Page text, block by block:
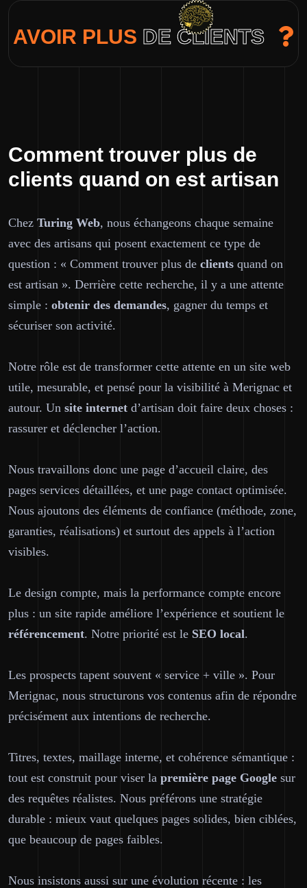
AVOIR PLUS DE CLIENTS
Comment trouver plus de
clients quand on est artisan
Chez Turing Web, nous échangeons chaque semaine
avec des artisans qui posent exactement ce type de
question : « Comment trouver plus de clients quand on
est artisan ». Derrière cette recherche, il y a une attente
simple : obtenir des demandes, gagner du temps et
sécuriser son activité.
Notre rôle est de transformer cette attente en un site web
utile, mesurable, et pensé pour la visibilité à Merignac et
autour. Un site internet d’artisan doit faire deux choses :
rassurer et déclencher l’action.
Nous travaillons donc une page d’accueil claire, des
pages services détaillées, et une page contact optimisée.
Nous ajoutons des éléments de confiance (méthode, zone,
garanties, réalisations) et surtout des appels à l’action
visibles.
Le design compte, mais la performance compte encore
plus : un site rapide améliore l’expérience et soutient le
référencement. Notre priorité est le SEO local.
Les prospects tapent souvent « service + ville ». Pour
Merignac, nous structurons vos contenus afin de répondre
précisément aux intentions de recherche.
Titres, textes, maillage interne, et cohérence sémantique :
tout est construit pour viser la première page Google sur
des requêtes réalistes. Nous préférons une stratégie
durable : mieux vaut quelques pages solides, bien ciblées,
que beaucoup de pages faibles.
Nous insistons aussi sur une évolution récente : les